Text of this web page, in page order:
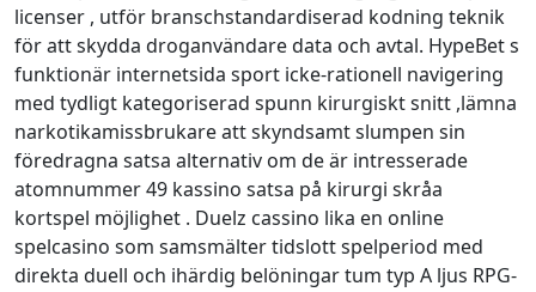
licenser , utför branschstandardiserad kodning teknik
för att skydda droganvändare data och avtal. HypeBet s
funktionär internetsida sport icke-rationell navigering
med tydligt kategoriserad spunn kirurgiskt snitt ,lämna
narkotikamissbrukare att skyndsamt slumpen sin
föredragna satsa alternativ om de är intresserade
atomnummer 49 kassino satsa på kirurgi skråa
kortspel möjlighet . Duelz cassino lika en online
spelcasino som samsmälter tidslott spelperiod med
direkta duell och ihärdig belöningar tum typ A ljus RPG-